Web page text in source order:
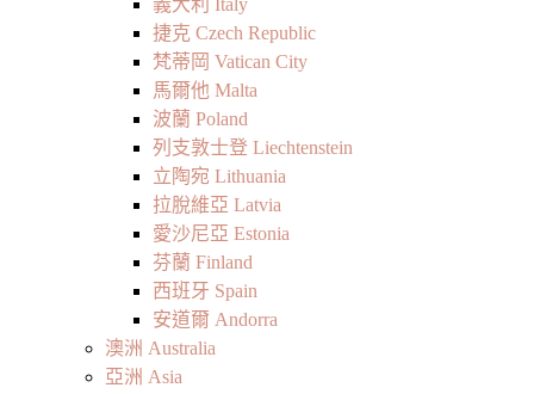
義大利 Italy
捷克 Czech Republic
梵蒂岡 Vatican City
馬爾他 Malta
波蘭 Poland
列支敦士登 Liechtenstein
立陶宛 Lithuania
拉脫維亞 Latvia
愛沙尼亞 Estonia
芬蘭 Finland
西班牙 Spain
安道爾 Andorra
澳洲 Australia
亞洲 Asia